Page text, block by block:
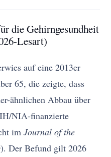
die Gehirngesundheit
Lesart)
auf eine 2013er
65, die zeigte, dass
ähnlichen Abbau über
NIA-finanzierte
imJournal of the
). Der Befund gilt 2026